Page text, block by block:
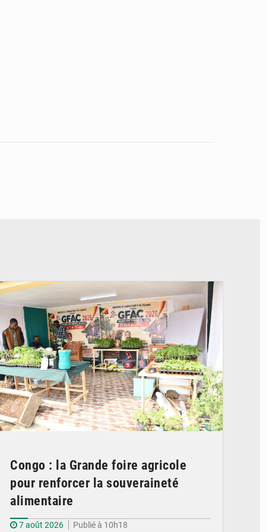
Congo : la Grande foire agricole
pour renforcer la souveraineté
alimentaire
7 août 2026 Publié à 10h18